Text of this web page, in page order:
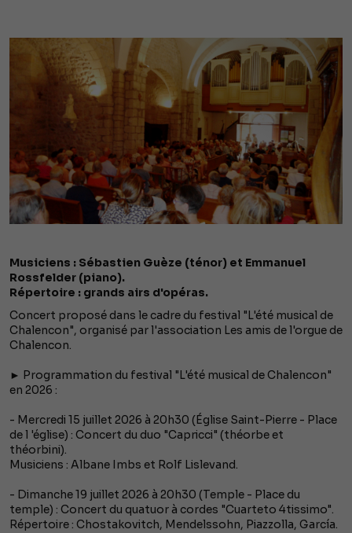
Musiciens : Sébastien Guèze (ténor) et Emmanuel
Rossfelder (piano).
Répertoire : grands airs d'opéras.
Concert proposé dans le cadre du festival "L'été musical de
Chalencon", organisé par l'association Les amis de l'orgue de
Chalencon.
► Programmation du festival "L'été musical de Chalencon"
en 2026 :
- Mercredi 15 juillet 2026 à 20h30 (Église Saint-Pierre - Place
de l 'église) : Concert du duo "Capricci" (théorbe et
théorbini).
Musiciens : Albane Imbs et Rolf Lislevand.
- Dimanche 19 juillet 2026 à 20h30 (Temple - Place du
temple) : Concert du quatuor à cordes "Cuarteto 4tissimo".
Répertoire : Chostakovitch, Mendelssohn, Piazzolla, García.